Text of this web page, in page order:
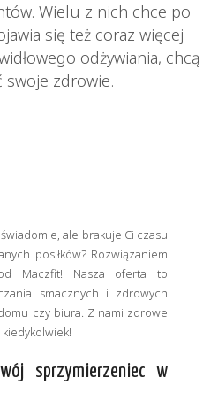
Wielu z nich chce po
się też coraz więcej
odżywiania, chcą
swoje zdrowie.
ale brakuje Ci czasu
posiłków? Rozwiązaniem
Maczfit! Nasza oferta to
smacznych i zdrowych
czy biura. Z nami zdrowe
sprzymierzeniec w